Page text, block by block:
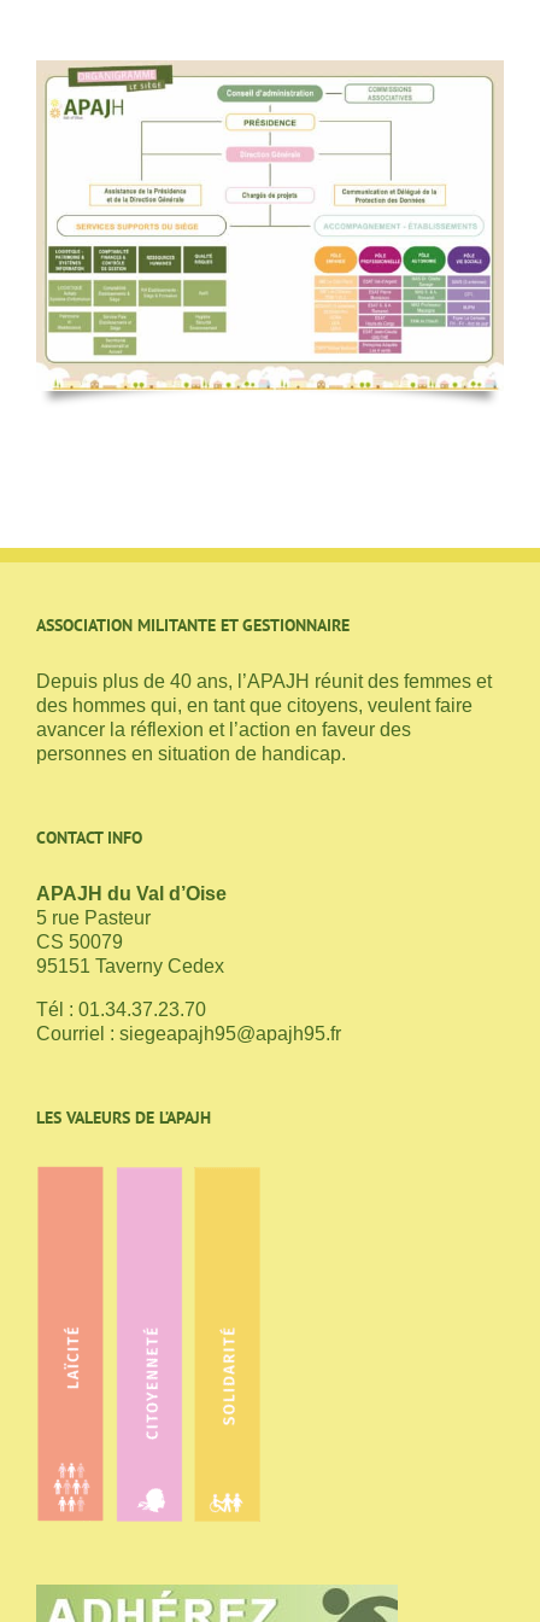
ASSOCIATION MILITANTE ET GESTIONNAIRE
Depuis plus de 40 ans, l’APAJH réunit des femmes et
des hommes qui, en tant que citoyens, veulent faire
avancer la réflexion et l’action en faveur des
personnes en situation de handicap.
CONTACT INFO
APAJH du Val d’Oise
5 rue Pasteur
CS 50079
95151 Taverny Cedex
Tél : 01.34.37.23.70
Courriel : siegeapajh95@apajh95.fr
LES VALEURS DE L’APAJH